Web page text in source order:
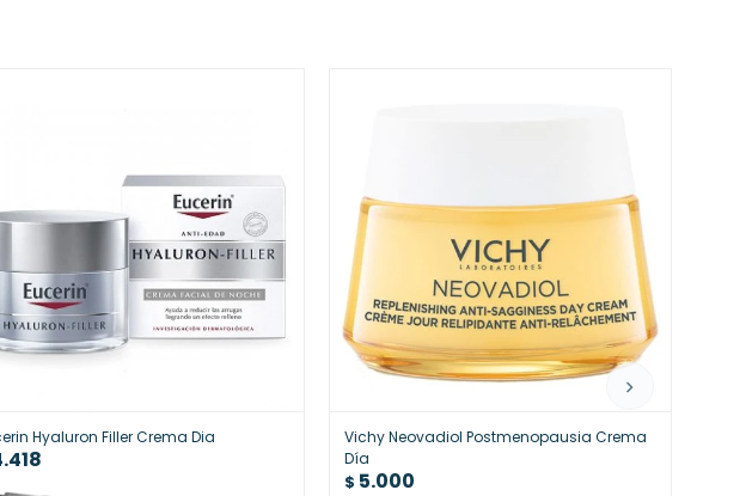
Hyaluron Filler Crema Dia
Vichy Neovadiol Postmenopausia Crema
Día
$ 5.000